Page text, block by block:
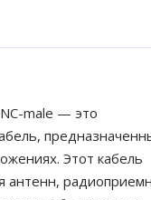
male — это
Этот кабель
антенн,